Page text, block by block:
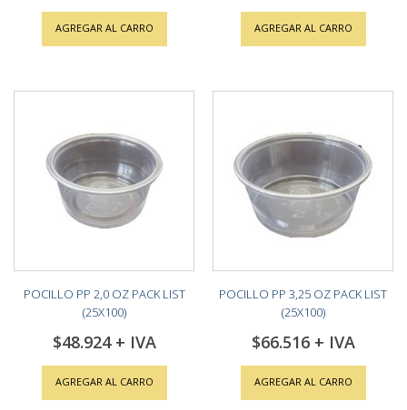
AGREGAR AL CARRO AGREGAR AL CARRO
POCILLO PP 2,0 OZ PACK LIST
(25X100)
$48.924
AGREGAR AL CARRO
POCILLO PP 3,25 OZ PACK LIST
(25X100)
$66.516
AGREGAR AL CARRO